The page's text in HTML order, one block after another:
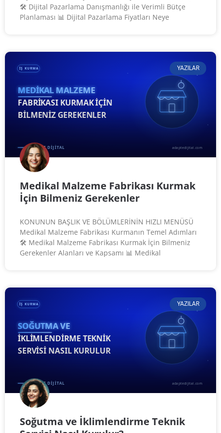
🛠️ Dijital Pazarlama Danışmanlığı ile Verimli Bütçe
Planlaması 📊 Dijital Pazarlama Fiyatları Neye
YAZILAR
Medikal Malzeme Fabrikası Kurmak
İçin Bilmeniz Gerekenler
KONUNUN BAŞLIK VE BÖLÜMLERİNİN HIZLI MENÜSÜ
Medikal Malzeme Fabrikası Kurmanın Temel Adımları
🛠️ Medikal Malzeme Fabrikası Kurmak İçin Bilmeniz
Gerekenler Alanları ve Kapsamı 📊 Medikal
YAZILAR
Soğutma ve İklimlendirme Teknik